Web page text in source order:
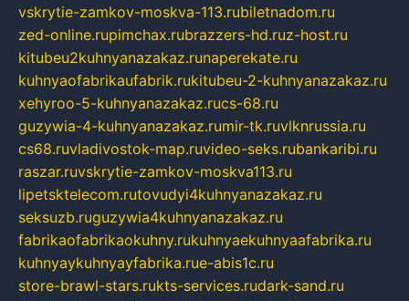
vskrytie-zamkov-moskva-113.rubiletnadom.ru
zed-online.rupimchax.rubrazzers-hd.ruz-host.ru
kitubeu2kuhnyanazakaz.runaperekate.ru
kuhnyaofabrikaufabrik.rukitubeu-2-kuhnyanazakaz.ru
xehyroo-5-kuhnyanazakaz.rucs-68.ru
guzywia-4-kuhnyanazakaz.rumir-tk.ruvlknrussia.ru
cs68.ruvladivostok-map.ruvideo-seks.rubankaribi.ru
raszar.ruvskrytie-zamkov-moskva113.ru
lipetsktelecom.rutovudyi4kuhnyanazakaz.ru
seksuzb.ruguzywia4kuhnyanazakaz.ru
fabrikaofabrikaokuhny.rukuhnyaekuhnyaafabrika.ru
kuhnyaykuhnyayfabrika.rue-abis1c.ru
store-brawl-stars.rukts-services.rudark-sand.ru